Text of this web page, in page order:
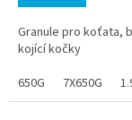
Granule pro koťata,
kojící kočky
650G
7X650G